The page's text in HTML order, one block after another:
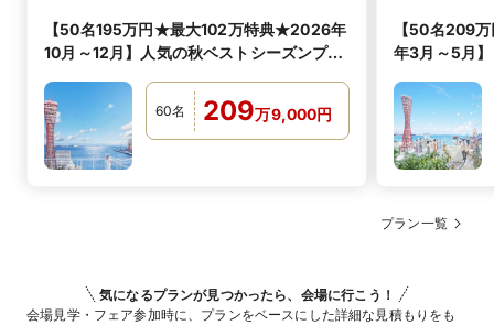
【50名195万円★最大102万特典★2026年
10月～12月】人気の秋ベストシーズンプラ
60名 209万9,000円
【50名209
年3月～5月
プラン一覧
気になるプランが見つかったら、会場に行こう！
会場見学・フェア参加時に、プランをベースにした詳細な見積もりをも